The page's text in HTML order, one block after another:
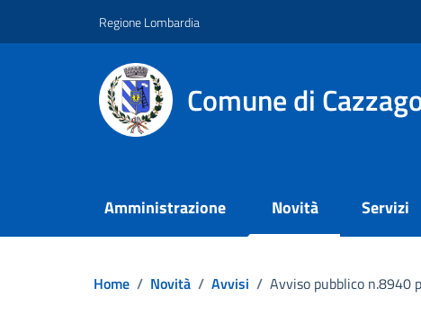
Regione Lombardia
Comune di
Amministrazione Novità Servizi
Home / Novità / Avvisi / Avviso pubblico n.8940